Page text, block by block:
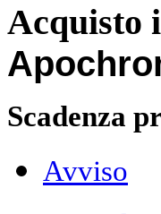
Acquisto
Scadenza
Avviso